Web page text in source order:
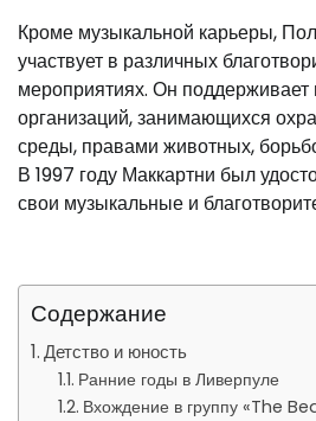
Кроме музыкальной карьеры,
участвует в различных
мероприятиях. Он
организаций, занимающихся
среды, правами животных,
В 1997 году Маккартни был
свои музыкальные и
Содержание
Детство и юность
Ранние годы в Ливерпуле
Вхождение в группу «The